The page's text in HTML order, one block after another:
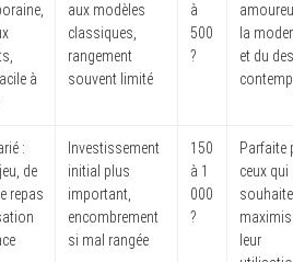
à
aux modèles
classiques,
rangement
souvent limité
à
500
?
la
et du
:
de
repas
Investissement
initial plus
important,
encombrement
si mal rangée
150
à 1
000
?
Parfaite
ceux qui
leur